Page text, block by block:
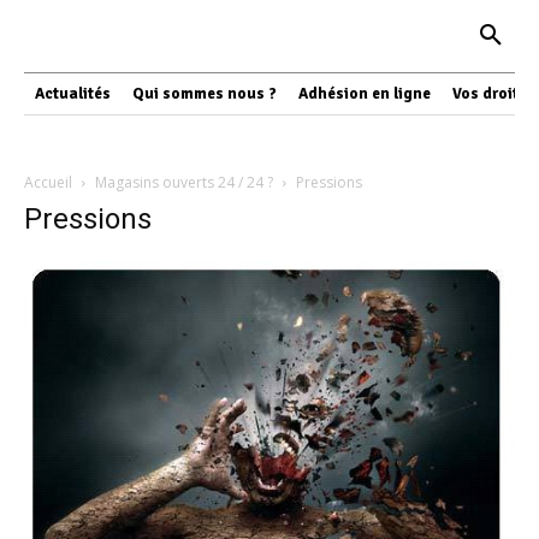
Actualités Qui sommes nous ? Adhésion en ligne Vos droits
Accueil Magasins ouverts 24 / 24 ? Pressions
Pressions